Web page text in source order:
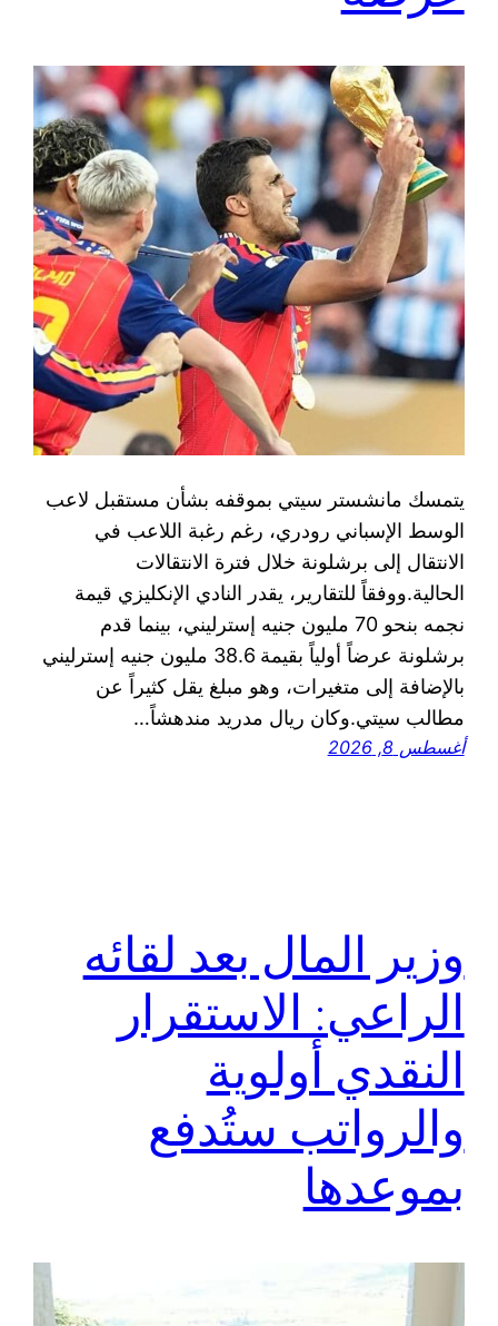
يتمسك مانشستر سيتي بموقفه بشأن مستقبل لاعب
الوسط الإسباني رودري، رغم رغبة اللاعب في
الانتقال إلى برشلونة خلال فترة الانتقالات
الحالية.ووفقاً للتقارير، يقدر النادي الإنكليزي قيمة
نجمه بنحو 70 مليون جنيه إسترليني، بينما قدم
برشلونة عرضاً أولياً بقيمة 38.6 مليون جنيه إسترليني
بالإضافة إلى متغيرات، وهو مبلغ يقل كثيراً عن
مطالب سيتي.وكان ريال مدريد مندهشاً…
أغسطس 8, 2026
وزير المال بعد لقائه
الراعي: الاستقرار
النقدي أولوية
والرواتب ستُدفع
بموعدها